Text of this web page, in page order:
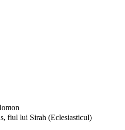
fiul lui Sirah (Eclesiasticul)